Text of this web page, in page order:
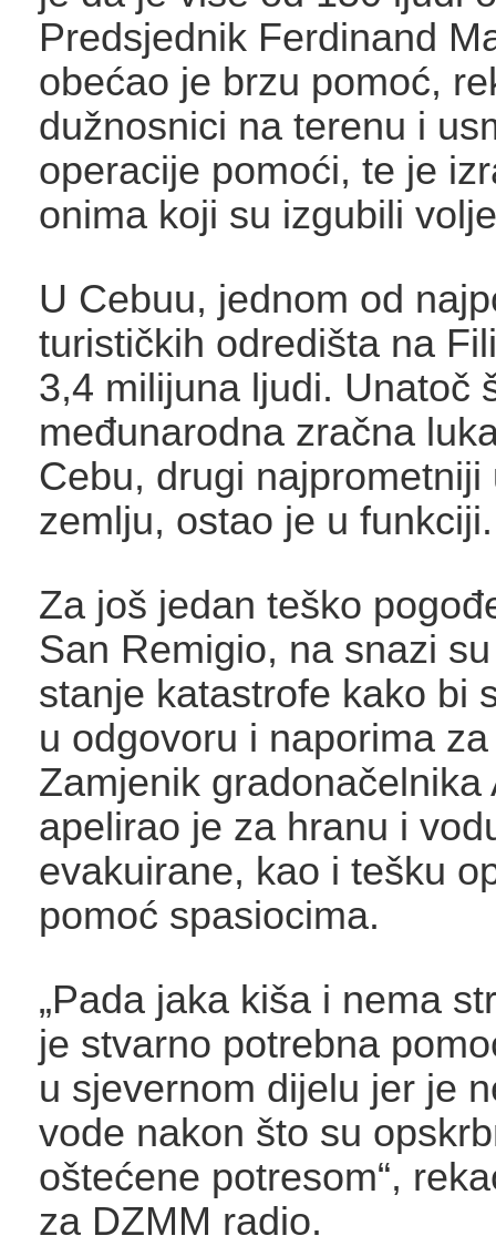
Predsjednik Ferdinand
obećao je brzu pomoć,
dužnosnici na terenu i
operacije pomoći, te je
onima koji su izgubili
U Cebuu, jednom od
turističkih odredišta na
3,4 milijuna ljudi. Unatoč
međunarodna zračna
Cebu, drugi najprometniji
zemlju, ostao je u funkciji.
Za još jedan teško
San Remigio, na snazi
stanje katastrofe kako bi
u odgovoru i naporima
Zamjenik gradonačelnika
apelirao je za hranu i
evakuirane, kao i tešku
pomoć spasiocima.
„Pada jaka kiša i nema
je stvarno potrebna
u sjevernom dijelu jer je
vode nakon što su
oštećene potresom“,
za DZMM radio.